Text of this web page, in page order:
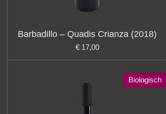
Barbadillo – Quadis Crianza (2018)
€ 17,00
Biologisch